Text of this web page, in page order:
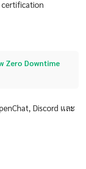
Zero Downtime
Discord และ